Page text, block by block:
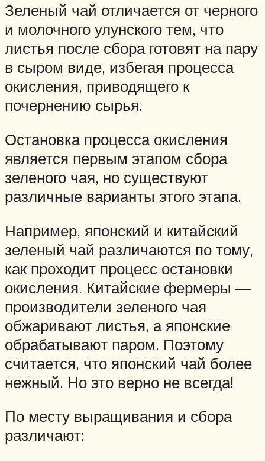
Зеленый чай отличается от черного
и молочного улунского тем, что
листья после сбора готовят на пару
в сыром виде, избегая процесса
окисления, приводящего к
почернению сырья.
Остановка процесса окисления
является первым этапом сбора
зеленого чая, но существуют
различные варианты этого этапа.
Например, японский и китайский
зеленый чай различаются по тому,
как проходит процесс остановки
окисления. Китайские фермеры —
производители зеленого чая
обжаривают листья, а японские
обрабатывают паром. Поэтому
считается, что японский чай более
нежный. Но это верно не всегда!
По месту выращивания и сбора
различают: